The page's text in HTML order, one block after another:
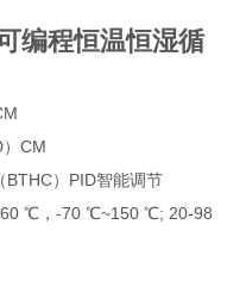
编程恒温恒湿循
CM
）PID智能调节
℃，-70 ℃~150 ℃; 20-98